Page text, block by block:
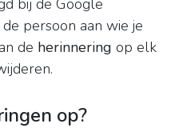
bij de Google
persoon aan wie je
de herinnering op elk
op?